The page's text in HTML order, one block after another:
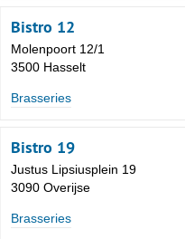
6
13 14
3
Legen
Bistro 12
Molenpoort 12/1
3500 Hasselt
Brasseries
Bistro 19
Justus Lipsiusplein 19
3090 Overijse
Brasseries